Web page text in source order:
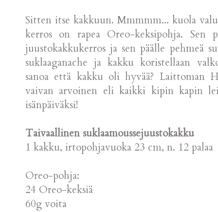
Sitten itse kakkuun. Mmmmm... kuola
kerros on rapea Oreo-keksipohja. Sen
juustokakkukerros ja sen päälle pehmeä
suklaaganache ja kakku koristellaan
sanoa että kakku oli hyvää? Laittoman
vaivan arvoinen eli kaikki kipin kapin
isänpäiväksi!
Taivaallinen suklaamoussejuustokakku
1 kakku, irtopohjavuoka 23 cm, n. 12 palaa
Oreo-pohja:
24 Oreo-keksiä
60g voita